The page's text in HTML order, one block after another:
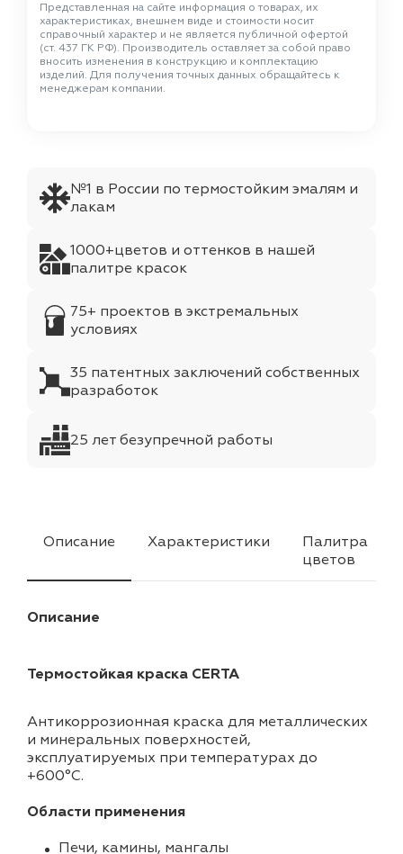
Представленная на сайте информация о товарах, их
характеристиках, внешнем виде и стоимости носит
справочный характер и не является публичной офертой
(ст. 437 ГК РФ). Производитель оставляет за собой право
вносить изменения в конструкцию и комплектацию
изделий. Для получения точных данных обращайтесь к
менеджерам компании.
№1 в России по термостойким эмалям и
лакам
1000+цветов и оттенков в нашей
палитре красок
75+ проектов в экстремальных
условиях
35 патентных заключений собственных
разработок
25 лет безупречной работы
Описание Характеристики
Палитра
цветов
Описание
Термостойкая краска CERTA
Антикоррозионная краска для металлических
и минеральных поверхностей,
эксплуатируемых при температурах до
+600°С.
Области применения
Печи, камины, мангалы